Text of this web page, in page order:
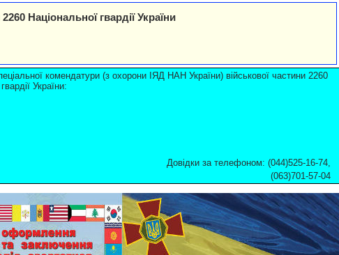
Національної гвардії України
комендатури (з охорони ІЯД НАН України) військової частини 2260
України:
Довідки за телефоном: (044)525-16-74,
(063)701-57-04